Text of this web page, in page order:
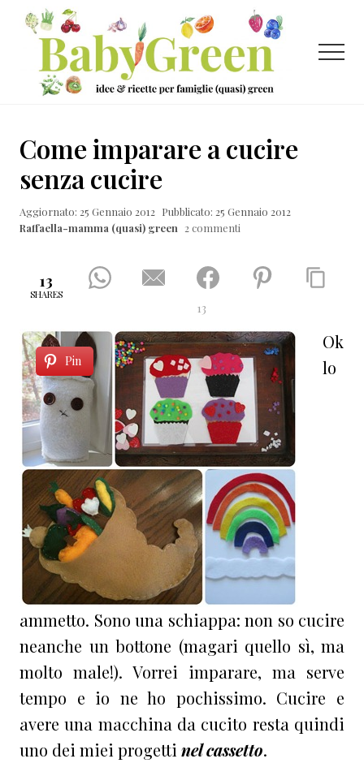
Menu
Passa
contenuto
principale
Passa
laterale
primaria
Passa
ricette
per
famiglie
Menu
Come imparare a cucire
senza cucire
Aggiornato: 25 Gennaio 2012 Pubblicato: 25 Gennaio 2012
Raffaella-mamma (quasi) green 2 commenti
13
SHARES
13
Pin
Ok
lo
ammetto. Sono una schiappa: non so cucire
neanche un bottone (magari quello sì, ma
molto male!). Vorrei imparare, ma serve
tempo e io ne ho pochissimo. Cucire e
avere una macchina da cucito resta quindi
uno dei miei progetti nel cassetto.